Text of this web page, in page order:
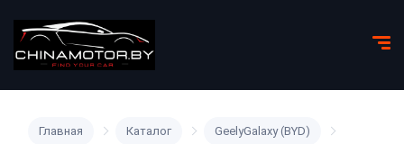
Главная Каталог GeelyGalaxy (BYD)